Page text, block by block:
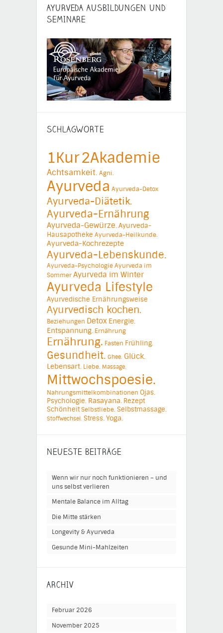
AYURVEDA AUSBILDUNGEN UND
SEMINARE
SCHLAGWORTE
1Kur2Akademie
Achtsamkeit. Agni.
Ayurveda Ayurveda-Detox
Ayurveda-Diätetik.
Ayurveda-Ernährung
Ayurveda-Gewürze.Ayurveda-
Hausapotheke Ayurveda-Heilkunde.
Ayurveda-Kochrezepte
Ayurveda-Lebenskunde.
Ayurveda-PsychologieAyurveda im
SommerAyurveda im Winter
Ayurveda Lifestyle
Ayurvedische Ernährungsweise
Ayurvedisch kochen.
Beziehungen Detox Energie.
Entspannung. Ernährung
Ernährung. Fasten Frühling.
Gesundheit. Ghee. Glück.
Lebensart. Liebe. Massage.
Mittwochspoesie.
Nahrungsmittelkombinationen Ojas.
Psychologie. Rasayana. Rezept
SchönheitSelbstliebe. Selbstmassage.
Stoffwechsel. Stress.Yoga.
NEUESTE BEITRÄGE
Wenn wir nur noch funktionieren – und
uns selbst verlieren
Mentale Balance im Alltag
Die Mitte stärken
Longevity & Ayurveda
Gesunde Mini-Mahlzeiten
ARCHIV
Februar 2026
November 2025